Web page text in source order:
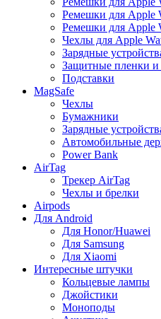
Ремешки для Apple
Ремешки для Apple
Чехлы для Apple
Зарядные
Защитные пленки и
Подставки
MagSafe
Чехлы
Бумажники
Зарядные
Автомобильные
Power Bank
AirTag
Трекер AirTag
Чехлы и брелки
Airpods
Для Android
Для Honor/Huawei
Для Samsung
Для Xiaomi
Интересные штучки
Кольцевые лампы
Джойстики
Моноподы